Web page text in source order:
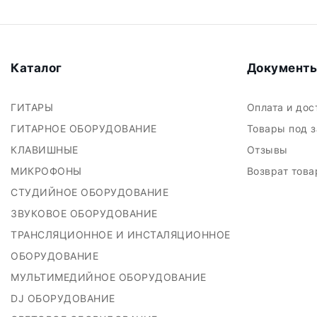
Каталог
ГИТАРЫ
ГИТАРНОЕ ОБОРУДОВАНИЕ
КЛАВИШНЫЕ
МИКРОФОНЫ
СТУДИЙНОЕ ОБОРУДОВАНИЕ
ЗВУКОВОЕ ОБОРУДОВАНИЕ
ТРАНСЛЯЦИОННОЕ И ИНСТАЛЯЦИОННОЕ
ОБОРУДОВАНИЕ
МУЛЬТИМЕДИЙНОЕ ОБОРУДОВАНИЕ
DJ ОБОРУДОВАНИЕ
Оплата и
Товары под
Отзывы
Возврат